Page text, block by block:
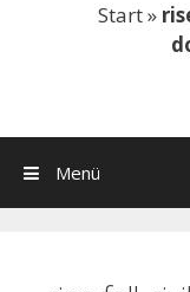
Start»
Menü